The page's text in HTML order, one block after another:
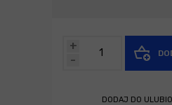
-
+
DODAJ DO